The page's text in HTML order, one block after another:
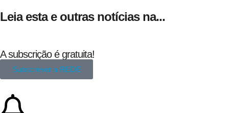
Leia esta e outras notícias na...
A subscrição é gratuita!
Subscrever a REDE